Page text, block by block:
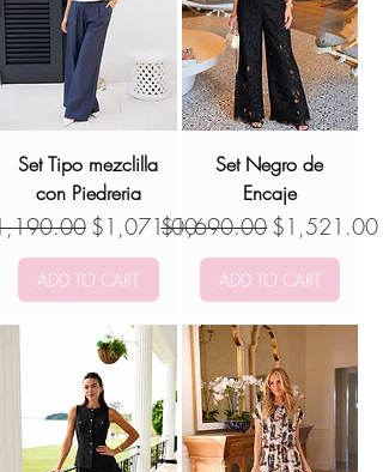
Set Tipo mezclilla
con Piedreria
Precio de oferta
$1,071.00
ADD TO CART
Set Negro de
Encaje
Precio
$1,690.00Precio de
$1,521.00
ADD TO CART